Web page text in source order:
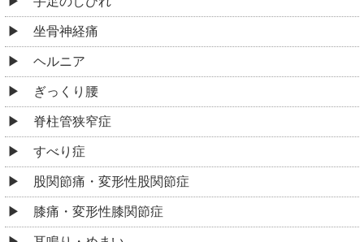
坐骨神経痛
ヘルニア
ぎっくり腰
脊柱管狭窄症
すべり症
股関節痛・変形性股関節症
膝痛・変形性膝関節症